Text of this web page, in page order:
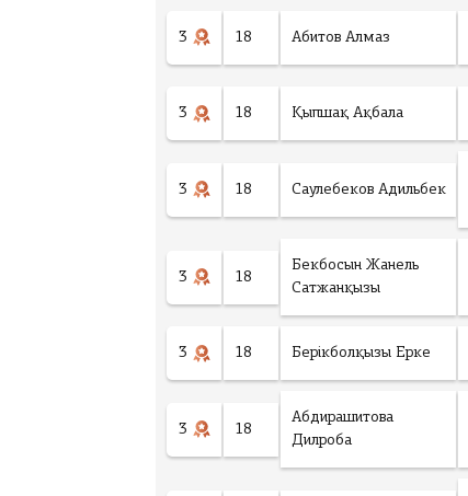
3 18 Абитов Алмаз
3 18 Қыпшақ Ақбала
3 18 Саулебеков Адильбек
3 18
Бекбосын Жанель
Сатжанқызы
3 18 Берікболқызы Ерке
3 18
Абдирашитова
Дилроба